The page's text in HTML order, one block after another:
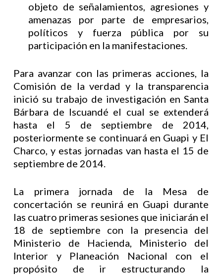
objeto de señalamientos, agresiones y
amenazas por parte de empresarios,
políticos y fuerza pública por su
participación en la manifestaciones.
Para avanzar con las primeras acciones, la
Comisión de la verdad y la transparencia
inició su trabajo de investigación en Santa
Bárbara de Iscuandé el cual se extenderá
hasta el 5 de septiembre de 2014,
posteriormente se continuará en Guapi y El
Charco, y estas jornadas van hasta el 15 de
septiembre de 2014.
La primera jornada de la Mesa de
concertación se reunirá en Guapi durante
las cuatro primeras sesiones que iniciarán el
18 de septiembre con la presencia del
Ministerio de Hacienda, Ministerio del
Interior y Planeación Nacional con el
propósito de ir estructurando la